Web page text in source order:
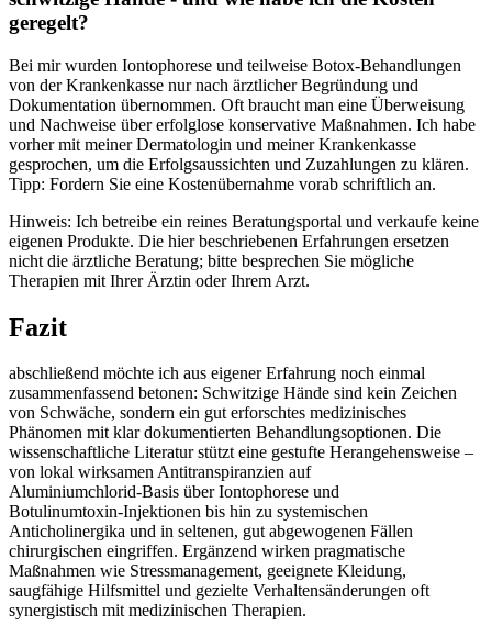
⁣geregelt?
Bei mir wurden Iontophorese ⁣und‌ teilweise Botox-Behandlungen
von‍ der ⁣Krankenkasse nur nach ärztlicher Begründung und
Dokumentation übernommen. Oft braucht man eine Überweisung
und⁢ Nachweise über erfolglose konservative ⁤Maßnahmen. Ich ‍habe
vorher mit⁣ meiner Dermatologin und meiner Krankenkasse
gesprochen, ‍um die Erfolgsaussichten‌ und Zuzahlungen zu klären.
⁤Tipp: Fordern Sie eine Kostenübernahme‍ vorab schriftlich an.
Hinweis:⁤ Ich betreibe ein reines⁤ Beratungsportal und verkaufe ‌keine
eigenen Produkte. Die ⁢hier beschriebenen Erfahrungen ersetzen
nicht die ärztliche Beratung; bitte besprechen Sie mögliche
Therapien⁣ mit Ihrer Ärztin oder ⁤Ihrem ‍Arzt.
Fazit
abschließend möchte ⁢ich aus ⁢eigener ⁤Erfahrung‌ noch einmal
zusammenfassend betonen: Schwitzige Hände sind​ kein Zeichen
von Schwäche, ⁢sondern ein gut erforschtes medizinisches
Phänomen⁤ mit klar dokumentierten Behandlungsoptionen. Die
wissenschaftliche Literatur ​stützt⁣ eine gestufte Herangehensweise –
von lokal wirksamen Antitranspiranzien ​auf
Aluminiumchlorid‑Basis über Iontophorese und
⁣Botulinumtoxin‑Injektionen‍ bis ‌hin zu systemischen
Anticholinergika und in seltenen, gut abgewogenen Fällen
chirurgischen eingriffen. Ergänzend wirken pragmatische
Maßnahmen wie Stressmanagement, geeignete Kleidung,
⁣saugfähige Hilfsmittel⁣ und gezielte ⁣Verhaltensänderungen oft
synergistisch ⁢mit medizinischen Therapien.